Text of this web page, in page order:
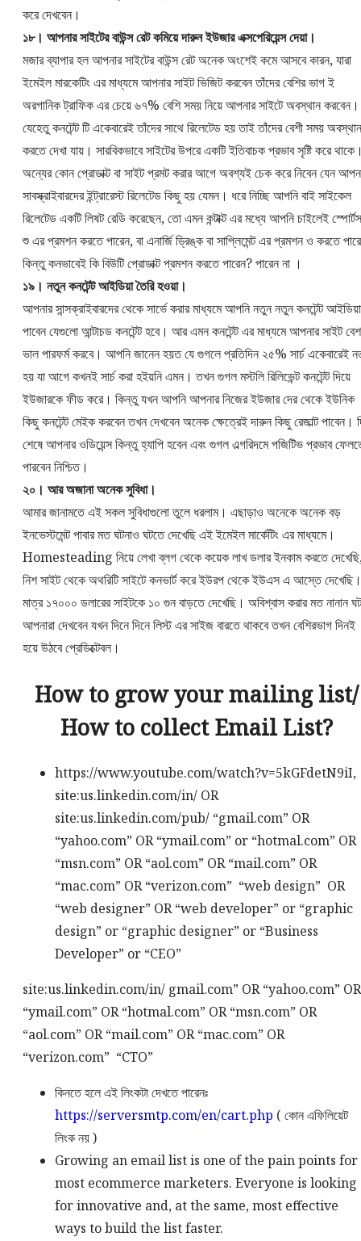
করে দেখবেন।
১৮। আপনার সাইটের বাউন্স রেট কমিয়ে দারুন ইউজার এক্সপেরিয়েন্স দেয়া।
মজার ব্যাপার হল আপনার সাইটের বাউন্স রেট অনেক অংশেই কমে আসবে কারন, যারা
ইমেইল মারকেটিং এর মাধ্যমে আপনার সাইট ভিজিট করবেন তাঁদের বেশির ভাগ ই
অরগানিক ট্রাফিক এর চেয়ে ৬৭% বেশি সময় নিয়ে আপনার সাইটে অবস্থান করবেন।
যেহেতু কনটেন্ট টি একেবারেই তাঁদের সাথে রিলেটেড হয় তাই তাঁদের বেশী সময় অবস্থান
করতে দেখা যায়। সারবিকভাবে সাইটের উপরে একটি ইতিবাচক প্রভাব সৃষ্টি করে
অন্যের কোন প্রোডাক্ট বা সাইট প্রমট করার আগে অবশ্যই চেক করে নিবেন যেন
সাবস্ক্রাইবারদের ইন্ট্রারেস্ট রিলেটেড কিছু হয় যেমন। ধরে নিচ্ছি আপনি বাই সাইকেল
রিলেটেড একটি লিষট রেডি করেছেন, তো এমন কন্টাক্ট এর মধ্যে আপনি চাইলেই স্পোর্টস
শু এর প্রমশন করতে পারেন, বা এনার্জি ড্রিঙ্ক বা সাপ্লিমেন্ট এর প্রমশন ও করতে
কিন্তু কনভাবেই কি বিউটি প্রোডাক্ট প্রমশন করতে পারেন? পারেন না ।
১৯। নতুন কনটেন্ট আইডিয়া তৈরি হওয়া।
আপনার সান্সক্রাইবারদের থেকে সার্ভে করার মাধ্যমে আপনি নতুন নতুন কনটেন্ট আইডিয়া
পাবেন যেগুলো আন্টাচড কনটেন্ট হবে। আর এমন কনটেন্ট এর মাধ্যমে আপনার সাইট বেশ
ভাল পারফর্ম করবে। আপনি জানেন হয়ত যে গুগলে প্রতিদিন ২৫% সার্চ একেবারেই
হয় যা আগে কখনই সার্চ করা হইয়নি এমন। তখন গুগল মস্টলি রিলিভেন্ট কনটেন্ট দিয়ে
ইউজারকে ফীড করে। কিন্তু যখন আপনি আপনার নিজের ইউজার দের থেকে ইউনিক
কিছু কনটেন্ট মেইক করবেন তখন দেখবেন অনেক ক্ষেত্রেই দারুন কিছু রেজাল্ট পাবেন।
শেষে আপনার ওডিয়েন্স কিন্তু হ্যাপি হবেন এবং গুগল এল্গরিদমে পজিটিভ প্রভাব
পারবেন নিশ্চিত।
২০। আর অজানা অনেক সুবিধা।
আমার জানামতে এই সকল সুবিধাগুলো তুলে ধরলাম। এছাড়াও অনেকে অনেক বড়
ইনভেস্টমেন্ট পাবার মত ঘটনাও ঘটতে দেখেছি এই ইমেইল মার্কেটিং এর মাধ্যমে।
Homesteading নিয়ে লেখা ব্লগ থেকে কয়েক লাখ ডলার ইনকাম করতে
নিশ সাইট থেকে অথরিটি সাইটে কনভার্ট করে ইউরপ থেকে ইউএস এ আস্তে দেখেছি।
মাত্র ১৭০০০ ডলারের সাইটকে ১০ গুন বাড়তে দেখেছি। অবিশ্বাস করার মত নানান
আপনারা দেখবেন যখন দিনে দিনে লিস্ট এর সাইজ বারতে থাকবে তখন বেশিরভাগ দিনই
হয়ে উঠবে প্রেডিক্টেবল।
How to grow your mailing list/
How to collect Email List?
https://www.youtube.com/watch?v=5kGFdetN9iI,
site:us.linkedin.com/in/ OR
site:us.linkedin.com/pub/ “gmail.com” OR
“yahoo.com” OR “ymail.com” or “hotmal.com” OR
“msn.com” OR “aol.com” OR “mail.com” OR
“mac.com” OR “verizon.com” “web design” OR
“web designer” OR “web developer” or “graphic
design” or “graphic designer” or “Business
Developer” or “CEO”
site:us.linkedin.com/in/ gmail.com” OR “yahoo.com” OR
“ymail.com” OR “hotmal.com” OR “msn.com” OR
“aol.com” OR “mail.com” OR “mac.com” OR
“verizon.com” “CTO”
কিনতে হলে এই লিংকটা দেখতে পারেনঃ
https://serversmtp.com/en/cart.php ( কোন এফিলিয়েট
লিংক নয় )
Growing an email list is one of the pain points for
most ecommerce marketers. Everyone is looking
for innovative and, at the same, most effective
ways to build the list faster.